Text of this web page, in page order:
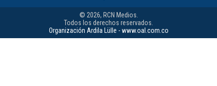
© 2026, RCN Medios.
Todos los derechos reservados.
Organización Ardila Lülle - www.oal.com.co